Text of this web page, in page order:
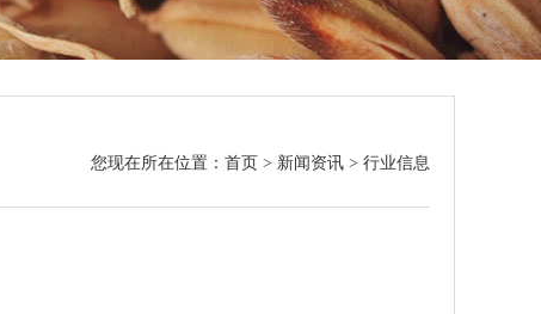
您现在所在位置： 首页 > 新闻资讯 > 行业信息